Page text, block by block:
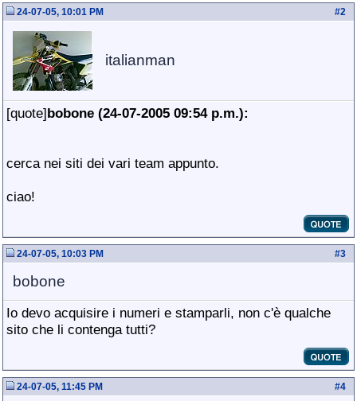
#2
24-07-05, 10:01 PM
italianman
[quote]bobone (24-07-2005 09:54 p.m.):
cerca nei siti dei vari team appunto.
ciao!
#3
24-07-05, 10:03 PM
bobone
Io devo acquisire i numeri e stamparli, non c'è qualche
sito che li contenga tutti?
#4
24-07-05, 11:45 PM